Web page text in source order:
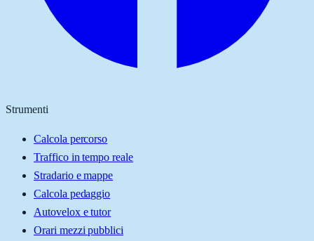
Strumenti
Calcola percorso
Traffico in tempo reale
Stradario e mappe
Calcola pedaggio
Autovelox e tutor
Orari mezzi pubblici